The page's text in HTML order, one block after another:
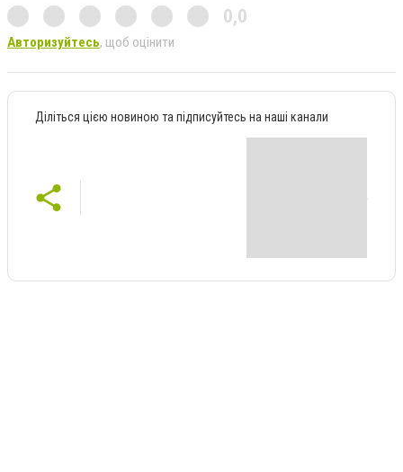
0,0
Авторизуйтесь, щоб оцінити
Діліться цією новиною та підписуйтесь на наші канали